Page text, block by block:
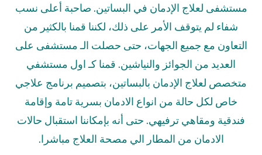
مستشفى لعلاج الإدمان في البساتين. صاحبة أعلى نسب
شفاء لم يتوقف الأمر على ذلك، لكننا قمنا بالكثير من
التعاون مع جميع الجهات، حتى حصلت الـ مستشفى على
العديد من الجوائز والنياشين. قمنا كـ اول مستشفي
متخصص لعلاج الإدمان بالبساتين، بتصميم برنامج علاجي
خاص لكل حالة من انواع الادمان بسرية تامة وإقامة
فندقية ومقاهي ترفيهي. حتى أنه بإمكاننا استقبال حالات
الادمان من المطار الي مصحة العلاج مباشرا.